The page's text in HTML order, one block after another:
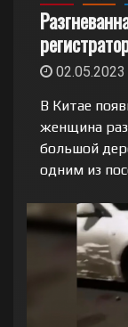
02.05.2023
В Китае
женщина
большой
одним из